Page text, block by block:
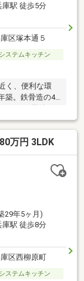
庫駅 徒歩5分
区塚本通５
システムキッチン
く、便利な環
築。鉄骨造の4
まで、民泊や
装リフォーム履
気軽にお問い合
…徒歩6分・兵
ァルト兵庫こど
ーヨー兵庫店…
レブン…徒歩3
万円 3LDK
29年5ヶ月)
庫駅 徒歩8分
区西柳原町
システムキッチン